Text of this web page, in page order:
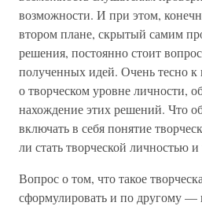
возможности. И при этом,
втором плане, скрытый самим
решения, постоянно стоит
полученных идей. Очень тесно
о творческом уровне личности,
нахождение этих решений. Что
включать в себя понятие
ли стать творческой личностью
Вопрос о том, что такое
сформулировать и по другому —